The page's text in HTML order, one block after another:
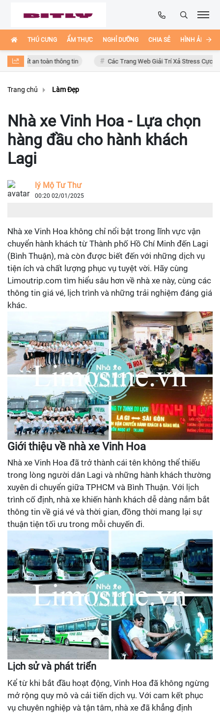
THÚ CƯNG ẨM THỰC NGHỈ DƯỠNG CHIA SẺ HÌNH ẢNH
an toàn thông tin Các Trang Web Giải Trí Xả Stress Cực Hay Ho
Trang chủ Làm Đẹp
Nhà xe Vinh Hoa - Lựa chọn
hàng đầu cho hành khách
Lagi
lý Mộ Tư Thư
00:20 02/01/2025
Nhà xe Vinh Hoa không chỉ nổi bật trong lĩnh vực vận
chuyển hành khách từ Thành phố Hồ Chí Minh đến Lagi
(Bình Thuận), mà còn được biết đến với những dịch vụ
tiện ích và chất lượng phục vụ tuyệt vời. Hãy cùng
Limoutrip.com tìm hiểu sâu hơn về nhà xe này, cùng các
thông tin giá vé, lịch trình và những trải nghiệm đáng giá
khác.
Giới thiệu về nhà xe Vinh Hoa
Nhà xe Vinh Hoa đã trở thành cái tên không thể thiếu
trong lòng người dân Lagi và những hành khách thường
xuyên di chuyển giữa TPHCM và Bình Thuận. Với lịch
trình cố định, nhà xe khiến hành khách dễ dàng nắm bắt
thông tin về giá vé và thời gian, đồng thời mang lại sự
thuận tiện tối ưu trong mỗi chuyến đi.
Lịch sử và phát triển
Kể từ khi bắt đầu hoạt động, Vinh Hoa đã không ngừng
mở rộng quy mô và cải tiến dịch vụ. Với cam kết phục
vụ chuyên nghiệp và tận tâm, nhà xe đã khẳng định